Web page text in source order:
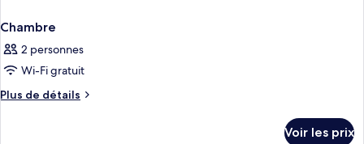
Chambre
2 personnes
Wi-Fi gratuit
Plus de détails
Plus
Voir les prix